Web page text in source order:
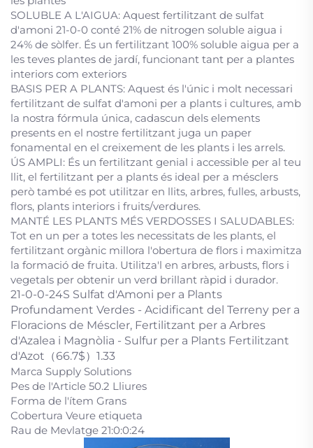
SOLUBLE A L'AIGUA: Aquest fertilitzant de sulfat
d'amoni 21-0-0 conté 21% de nitrogen soluble aigua i
24% de sòlfer. És un fertilitzant 100% soluble aigua per a
les teves plantes de jardí, funcionant tant per a plantes
interiors com exteriors
BASIS PER A PLANTS: Aquest és l'únic i molt necessari
fertilitzant de sulfat d'amoni per a plants i cultures, amb
la nostra fórmula única, cadascun dels elements
presents en el nostre fertilitzant juga un paper
fonamental en el creixement de les plants i les arrels.
ÚS AMPLI: És un fertilitzant genial i accessible per al teu
llit, el fertilitzant per a plants és ideal per a mésclers
però també es pot utilitzar en llits, arbres, fulles, arbusts,
flors, plants interiors i fruits/verdures.
MANTÉ LES PLANTS MÉS VERDOSSES I SALUDABLES:
Tot en un per a totes les necessitats de les plants, el
fertilitzant orgànic millora l'obertura de flors i maximitza
la formació de fruita. Utilitza'l en arbres, arbusts, flors i
vegetals per obtenir un verd brillant ràpid i durador.
21-0-0-24S Sulfat d'Amoni per a Plants
Profundament Verdes - Acidificant del Terreny per a
Floracions de Méscler, Fertilitzant per a Arbres
d'Azalea i Magnòlia - Sulfur per a Plants Fertilitzant
d'Azot（66.7$）1.33
Marca Supply Solutions
Pes de l'Article 50.2 Lliures
Forma de l'ítem Grans
Cobertura Veure etiqueta
Rau de Mevlatge 21:0:0:24